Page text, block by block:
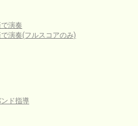
演奏
演奏(フルスコアのみ)
ド指導